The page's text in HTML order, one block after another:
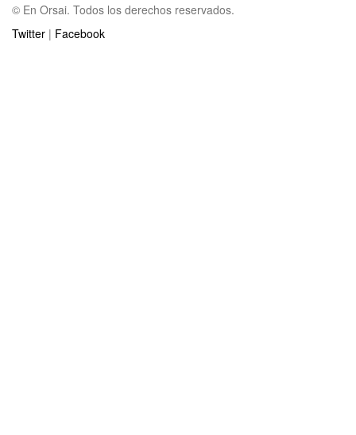
© En Orsai. Todos los derechos reservados.
Twitter | Facebook